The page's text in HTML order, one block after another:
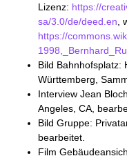
Lizenz: https://
sa/3.0/de/deed.en ,
https://
Bild Bahnhofsplatz:
Württemberg,
Interview Jean
Angeles, CA,
Bild Gruppe:
bearbeitet.
Film